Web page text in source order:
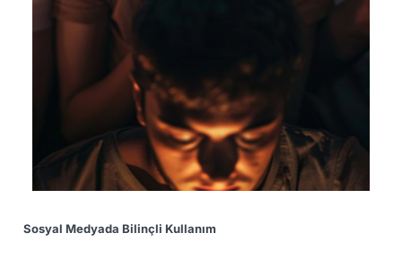
Sosyal Medyada Bilinçli Kullanım